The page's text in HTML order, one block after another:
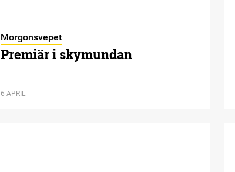
Morgonsvepet
Premiär i skymundan
6 APRIL